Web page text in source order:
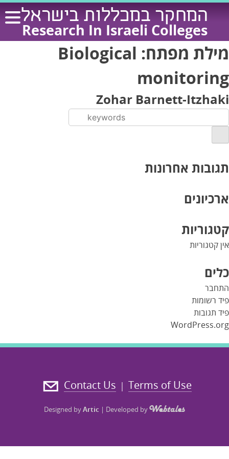
Skip
content
המחקר במכללות בישראל
Research In Israeli Colleges
מילת מפתח: Biological
monitoring
Zohar Barnett-Itzhaki
תגובות אחרונות
ארכיונים
קטגוריות
אין קטגוריות
כלים
התחבר
פיד רשומות
פיד תגובות
WordPress.org
Terms of Use
|
Contact Us
Designed byArtic | Developed by